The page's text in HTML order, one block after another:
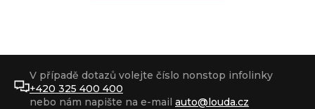
V případě dotazů volejte číslo nonstop infolinky
+420 325 400 400
nebo nám napište na e-mail auto@louda.cz